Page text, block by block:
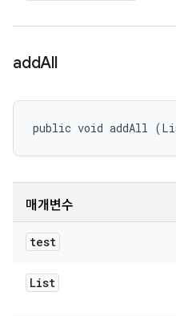
addAll
public void addAll
매개변수
test
List